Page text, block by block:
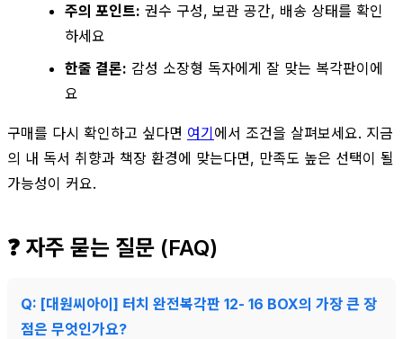
주의 포인트: 권수 구성, 보관 공간, 배송 상태를 확인
하세요
한줄 결론: 감성 소장형 독자에게 잘 맞는 복각판이에
요
구매를 다시 확인하고 싶다면 여기에서 조건을 살펴보세요. 지금
의 내 독서 취향과 책장 환경에 맞는다면, 만족도 높은 선택이 될
가능성이 커요.
❓ 자주 묻는 질문 (FAQ)
Q: [대원씨아이] 터치 완전복각판 12- 16 BOX의 가장 큰 장
점은 무엇인가요?